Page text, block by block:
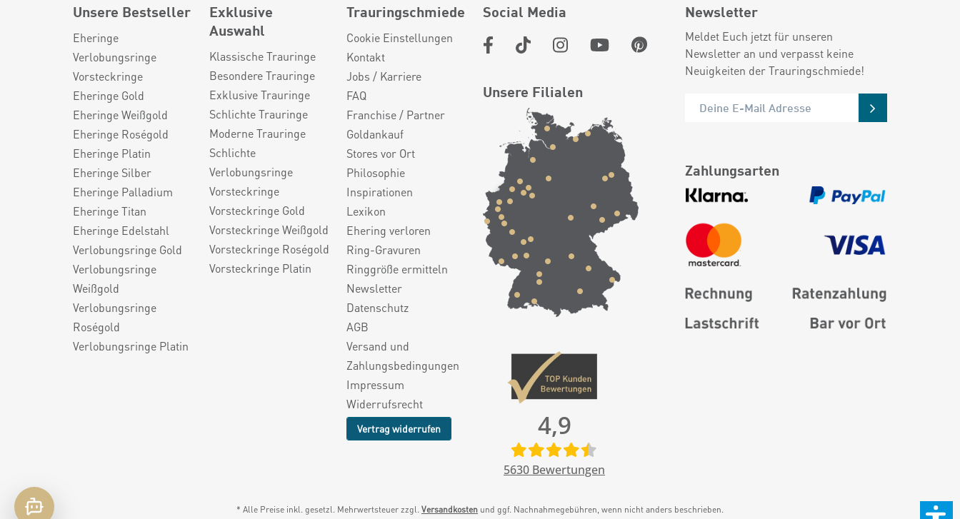
Unsere Bestseller
Eheringe
Verlobungsringe
Vorsteckringe
Eheringe Gold
Eheringe Weißgold
Eheringe Roségold
Eheringe Platin
Eheringe Silber
Eheringe Palladium
Eheringe Titan
Eheringe Edelstahl
Verlobungsringe Gold
Verlobungsringe
Weißgold
Verlobungsringe
Roségold
Verlobungsringe Platin
Exklusive
Auswahl
Klassische Trauringe
Besondere Trauringe
Exklusive Trauringe
Schlichte Trauringe
Moderne Trauringe
Schlichte
Verlobungsringe
Vorsteckringe
Vorsteckringe Gold
Vorsteckringe Weißgold
Vorsteckringe Roségold
Vorsteckringe Platin
Trauringschmiede
Cookie Einstellungen
Kontakt
Jobs / Karriere
FAQ
Franchise / Partner
Goldankauf
Stores vor Ort
Philosophie
Inspirationen
Lexikon
Ehering verloren
Ring-Gravuren
Ringgröße ermitteln
Newsletter
Datenschutz
AGB
Versand und
Zahlungsbedingungen
Impressum
Widerrufsrecht
Vertrag widerrufen
Social Media
Unsere Filialen
4,9
5630 Bewertungen
Newsletter
Meldet Euch jetzt für unseren
Newsletter an und verpasst keine
Neuigkeiten der Trauringschmiede!
Zahlungsarten
* Alle Preise inkl. gesetzl. Mehrwertsteuer zzgl. Versandkosten und ggf. Nachnahmegebühren, wenn nicht anders beschrieben.